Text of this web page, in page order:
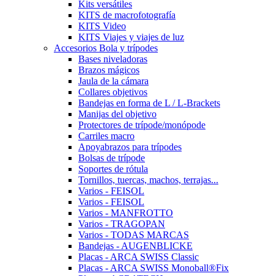
Kits versátiles
KITS de macrofotografía
KITS Video
KITS Viajes y viajes de luz
Accesorios Bola y trípodes
Bases niveladoras
Brazos mágicos
Jaula de la cámara
Collares objetivos
Bandejas en forma de L / L-Brackets
Manijas del objetivo
Protectores de trípode/monópode
Carriles macro
Apoyabrazos para trípodes
Bolsas de trípode
Soportes de rótula
Tornillos, tuercas, machos, terrajas...
Varios - FEISOL
Varios - FEISOL
Varios - MANFROTTO
Varios - TRAGOPAN
Varios - TODAS MARCAS
Bandejas - AUGENBLICKE
Placas - ARCA SWISS Classic
Placas - ARCA SWISS Monoball®Fix